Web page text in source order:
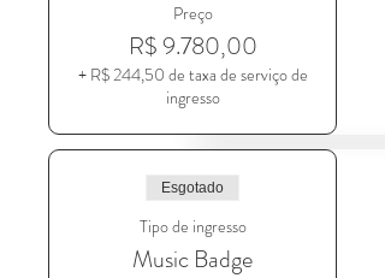
Preço
R$ 9.780,00
+ R$ 244,50 de taxa de serviço de
ingresso
Esgotado
Tipo de ingresso
Music Badge